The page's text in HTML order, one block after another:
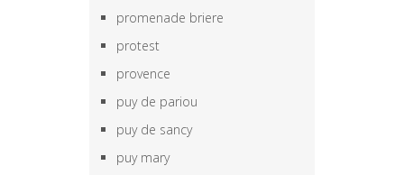
promenade briere
protest
provence
puy de pariou
puy de sancy
puy mary